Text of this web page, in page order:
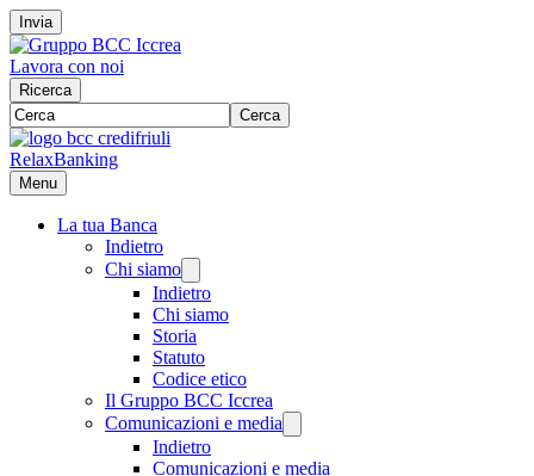
Invia
Lavora con noi
Ricerca
Cerca
RelaxBanking
Menu
La tua Banca
Indietro
Chi siamo
Indietro
Chi siamo
Storia
Statuto
Codice etico
Il Gruppo BCC Iccrea
Comunicazioni e media
Indietro
Comunicazioni e media